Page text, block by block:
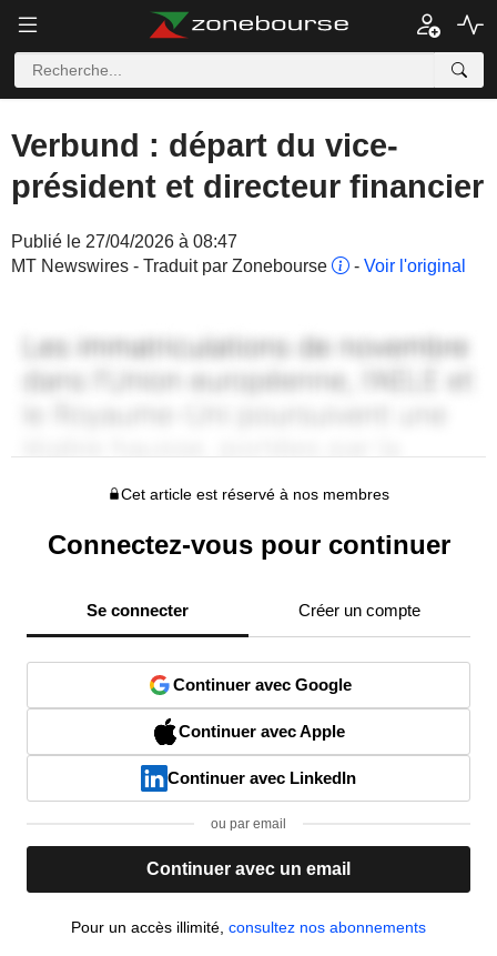
Verbund : départ du vice-
président et directeur financier
Publié le 27/04/2026 à 08:47
MT Newswires - Traduit par Zonebourse
- Voir l'original
Cet article est réservé à nos membres
Connectez-vous pour continuer
Se connecter Créer un compte
Continuer avec Google
Continuer avec Apple
Continuer avec LinkedIn
ou par email
Continuer avec un email
Pour un accès illimité, consultez nos abonnements